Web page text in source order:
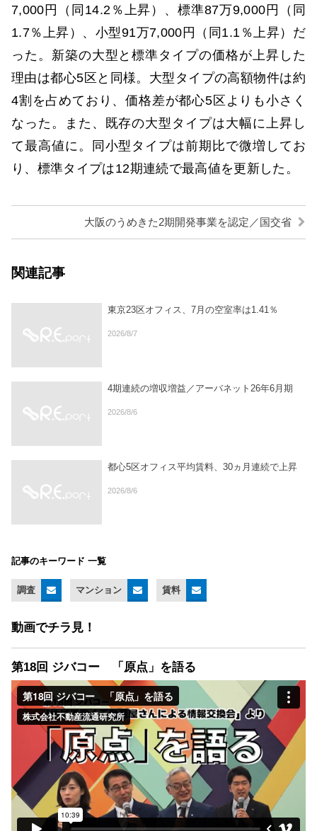
7,000円（同14.2％上昇）、標準87万9,000円（同
1.7％上昇）、小型91万7,000円（同1.1％上昇）だ
った。新築の大型と標準タイプの価格が上昇した
理由は都心5区と同様。大型タイプの高額物件は約
4割を占めており、価格差が都心5区よりも小さく
なった。また、既存の大型タイプは大幅に上昇し
て最高値に。同小型タイプは前期比で微増してお
り、標準タイプは12期連続で最高値を更新した。
大阪のうめきた2期開発事業を認定／国交省
関連記事
東京23区オフィス、7月の空室率は1.41％
2026/8/7
4期連続の増収増益／アーバネット26年6月期
2026/8/6
都心5区オフィス平均賃料、30ヵ月連続で上昇
2026/8/6
記事のキーワード 一覧
調査 マンション 賃料
動画でチラ見！
第18回 ジバコー 「原点」を語る